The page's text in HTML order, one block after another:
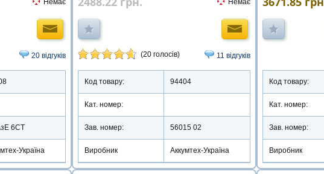
Немає
20 відгуків
6СТ
Україна
Немає
(20 голосів) 11 відгуків
Код товару: 94404
Кат. номер:
Зав. номер: 56015 02
Виробник Аккумтех-Україна
Код товару:
Кат. номер:
Зав. номер:
Виробник